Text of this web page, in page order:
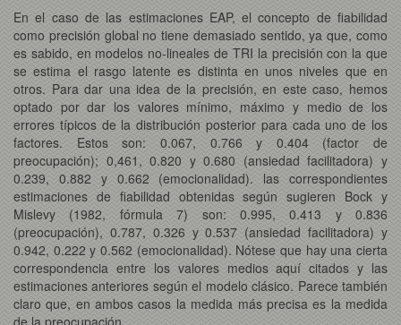
En el caso de las estimaciones EAP, el concepto de fiabilidad
como precisión global no tiene demasiado sentido, ya que, como
es sabido, en modelos no-lineales de TRI la precisión con la que
se estima el rasgo latente es distinta en unos niveles que en
otros. Para dar una idea de la precisión, en este caso, hemos
optado por dar los valores mínimo, máximo y medio de los
errores típicos de la distribución posterior para cada uno de los
factores. Estos son: 0.067, 0.766 y 0.404 (factor de
preocupación); 0,461, 0.820 y 0.680 (ansiedad facilitadora) y
0.239, 0.882 y 0.662 (emocionalidad). las correspondientes
estimaciones de fiabilidad obtenidas según sugieren Bock y
Mislevy (1982, fórmula 7) son: 0.995, 0.413 y 0.836
(preocupación), 0.787, 0.326 y 0.537 (ansiedad facilitadora) y
0.942, 0.222 y 0.562 (emocionalidad). Nótese que hay una cierta
correspondencia entre los valores medios aquí citados y las
estimaciones anteriores según el modelo clásico. Parece también
claro que, en ambos casos la medida más precisa es la medida
de la preocupación.